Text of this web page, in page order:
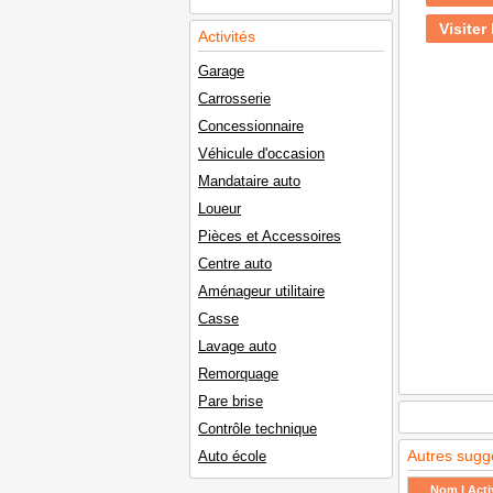
Activités
Garage
Carrosserie
Concessionnaire
Véhicule d'occasion
Mandataire auto
Loueur
Pièces et Accessoires
Centre auto
Aménageur utilitaire
Casse
Lavage auto
Remorquage
Pare brise
Contrôle technique
Auto école
Visiter
Autres
Nom |